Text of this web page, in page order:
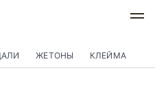
ЖЕТОНЫ КЛЕЙМА